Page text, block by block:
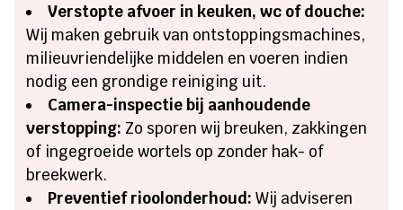
Verstopte afvoer in keuken, wc of douche:
Wij maken gebruik van ontstoppingsmachines,
milieuvriendelijke middelen en voeren indien
nodig een grondige reiniging uit.
Camera-inspectie bij aanhoudende
verstopping: Zo sporen wij breuken, zakkingen
of ingegroeide wortels op zonder hak- of
breekwerk.
Preventief rioolonderhoud: Wij adviseren